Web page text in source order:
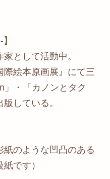
として活動中。
際絵本原画展』にて三
・「カノンとタク
している。
のような凹凸のある
です）